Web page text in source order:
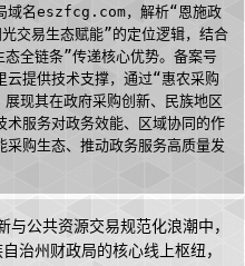
域名eszfcg.com，解析“恩施政
交易生态赋能”的定位逻辑，结合
全链条”传递核心优势。备案号
提供技术支撑，通过“惠农采购
现其在政府采购创新、民族地区
术服务对政务效能、区域协同的作
采购生态、推动政务服务高质量发
公共资源交易规范化浪潮中，
治州财政局的核心线上枢纽，